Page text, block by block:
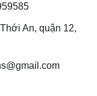
An, quận 12,